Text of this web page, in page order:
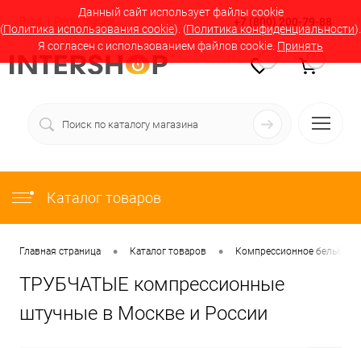
Данный сайт использует файлы cookie
(Политика использования cookie). (Политика конфиденциальности).
Я согласен с использованием файлов cookie. Принять
Вход Регистрация +7 (800) 200-79-88
Каталог товаров
Главная страница • Каталог товаров • Компрессионное бельё в
ТРУБЧАТЫЕ компрессионные
штучные в Москве и России